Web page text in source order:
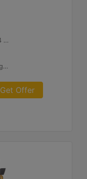
32 2.400 dev/dk.da lb-ft - 44 2.400 dev/dk.da Nm
U.S. EPA Tier 4 Final, EU Stage V
Get Offer